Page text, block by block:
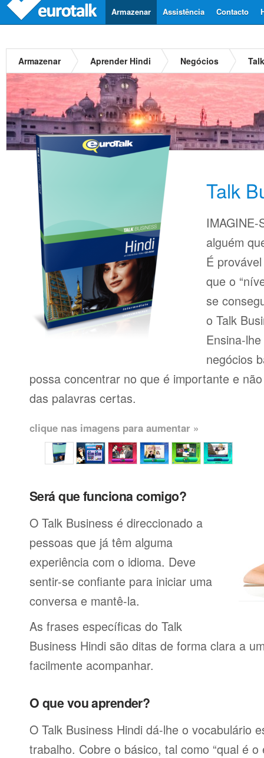
Contacto
Assistência
Armazenar
Armazenar Aprender Hindi Negócios
Talk
alguém
É
que o
se
o Talk
Ensina-
negócios
possa concentrar no que é importante e
das palavras certas.
clique nas imagens para aumentar »
Será que funciona comigo?
O Talk Business é direccionado a
pessoas que já têm alguma
experiência com o idioma. Deve
sentir-se confiante para iniciar uma
conversa e mantê-la.
As frases específicas do Talk
Business Hindi são ditas de forma clara a
facilmente acompanhar.
O que vou aprender?
O Talk Business Hindi dá-lhe o vocabulário
trabalho. Cobre o básico, tal como “qual é